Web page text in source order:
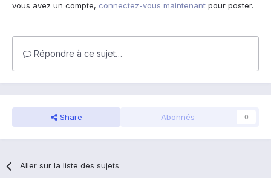
vous avez un compte, connectez-vous maintenant pour poster.
Répondre à ce sujet…
Share Abonnés 0
Aller sur la liste des sujets